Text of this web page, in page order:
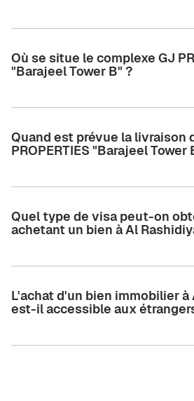
Où se situe le complexe GJ
"Barajeel Tower B" ?
Quand est prévue la livraison
PROPERTIES "Barajeel Tower
Quel type de visa peut-on
achetant un bien à Al
L'achat d'un bien immobilier à
est-il accessible aux